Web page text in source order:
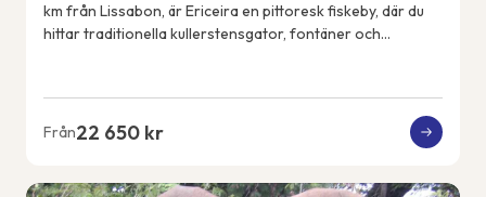
km från Lissabon, är Ericeira en pittoresk fiskeby, där du
hittar traditionella kullerstensgator, fontäner och
Från22 650 kr